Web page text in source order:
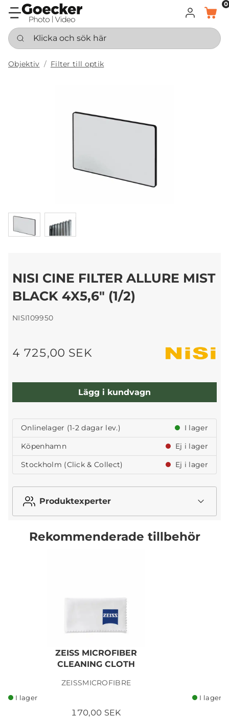
LOGGA IN
KORG
0
Klicka och sök här
Objektiv Filter till optik
NISI CINE FILTER ALLURE MIST
BLACK 4X5,6" (1/2)
NISI109950
4 725,00 SEK
Lägg i kundvagn
Onlinelager (1-2 dagar lev.)
I lager
Köpenhamn
Ej i lager
Stockholm (Click & Collect)
Ej i lager
Produktexperter
Rekommenderade tillbehör
ZEISS MICROFIBER
CLEANING CLOTH
ZEISSMICROFIBRE
I lager
170,00 SEK
I lager